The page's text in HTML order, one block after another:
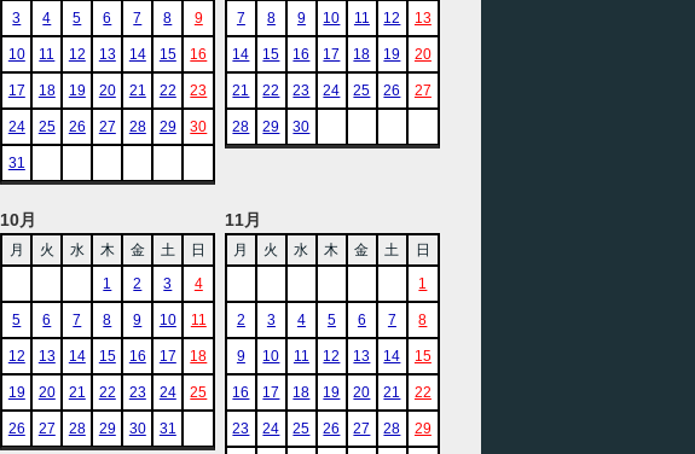
3 4 5 6 7 8 9
10 11 12 13 14 15 16
17 18 19 20 21 22 23
24 25 26 27 28 29 30
31
7 8 9 10 11 12 13
14 15 16 17 18 19 20
21 22 23 24 25 26 27
28 29 30
10月
月 火 水 木 金 土
日
1
2 3 4
5 6 7 8 9 10 11
12 13 14 15 16 17 18
19 20 21 22 23 24 25
26 27 28 29 30 31
11月
月 火 水 木 金 土
日
1
2 3 4 5 6 7 8
9 10 11 12 13 14 15
16 17 18 19 20 21 22
23 24 25 26 27 28 29